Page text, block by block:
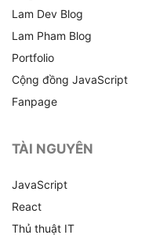
Lam Dev Blog
Lam Pham Blog
Portfolio
Cộng đồng JavaScript
Fanpage
TÀI NGUYÊN
JavaScript
React
Thủ thuật IT